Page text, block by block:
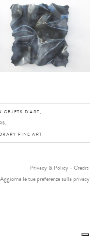
OBJETS D'ART,
FINE ART
Privacy & Policy - Crediti
Aggiorna le tue preferenze sulla privacy